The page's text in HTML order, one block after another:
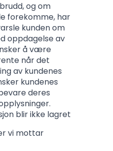
og om
forekomme, har
kunden om
oppdagelse av
å være
når det
av kundenes
kundenes
deres
blir ikke lagret
vi mottar